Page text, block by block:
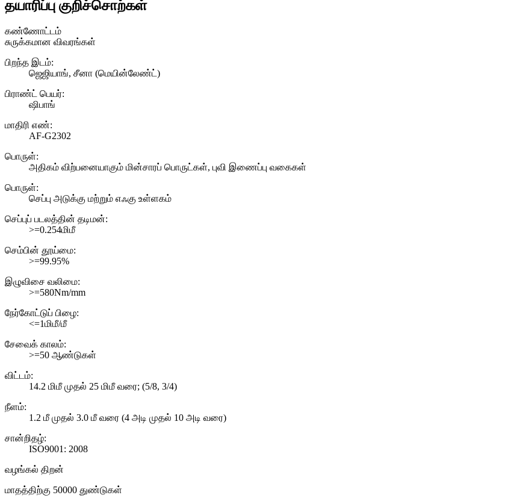
தயாரிப்பு குறிச்சொற்கள்
கண்ணோட்டம்
சுருக்கமான விவரங்கள்
பிறந்த இடம்:
ஜெஜியாங், சீனா (மெயின்லேண்ட்)
பிராண்ட் பெயர்:
ஷிபாங்
மாதிரி எண்:
AF-G2302
பொருள்:
அதிகம் விற்பனையாகும் மின்சாரப் பொருட்கள், புவி இணைப்பு வகைகள்
பொருள்:
செப்பு அடுக்கு மற்றும் எஃகு உள்ளகம்
செப்புப் படலத்தின் தடிமன்:
>=0.254மிமீ
செம்பின் தூய்மை:
>=99.95%
இழுவிசை வலிமை:
>=580Nm/mm
நேர்கோட்டுப் பிழை:
<=1மிமீ/மீ
சேவைக் காலம்:
>=50 ஆண்டுகள்
விட்டம்:
14.2 மிமீ முதல் 25 மிமீ வரை; (5/8, 3/4)
நீளம்:
1.2 மீ முதல் 3.0 மீ வரை (4 அடி முதல் 10 அடி வரை)
சான்றிதழ்:
ISO9001: 2008
வழங்கல் திறன்
மாதத்திற்கு 50000 துண்டுகள்